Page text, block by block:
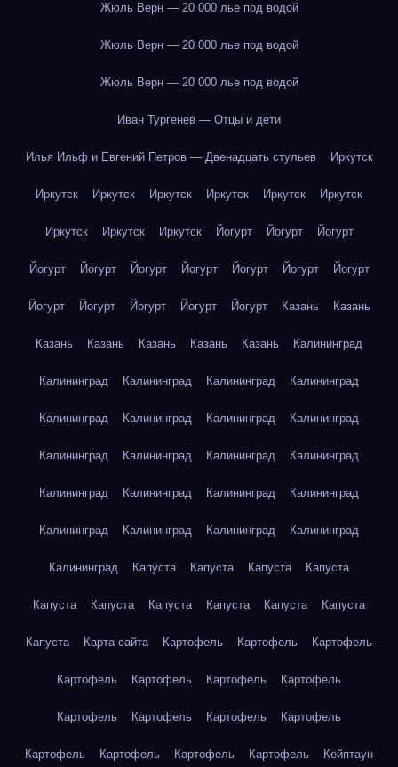
Жюль Верн — 20 000 лье под водой
Жюль Верн — 20 000 лье под водой
Жюль Верн — 20 000 лье под водой
Иван Тургенев — Отцы и дети
Илья Ильф и Евгений Петров — Двенадцать стульев Иркутск
Иркутск Иркутск Иркутск Иркутск Иркутск Иркутск
Иркутск Иркутск Иркутск Йогурт Йогурт Йогурт
Йогурт Йогурт Йогурт Йогурт Йогурт Йогурт Йогурт
Йогурт Йогурт Йогурт Йогурт Йогурт Казань Казань
Казань Казань Казань Казань Казань Калининград
Калининград Калининград Калининград Калининград
Калининград Калининград Калининград Калининград
Калининград Калининград Калининград Калининград
Калининград Калининград Калининград Калининград
Калининград Калининград Калининград Калининград
Калининград Капуста Капуста Капуста Капуста
Капуста Капуста Капуста Капуста Капуста Капуста
Капуста Карта сайта Картофель Картофель Картофель
Картофель Картофель Картофель Картофель
Картофель Картофель Картофель Картофель
Картофель Картофель Картофель Картофель Кейптаун